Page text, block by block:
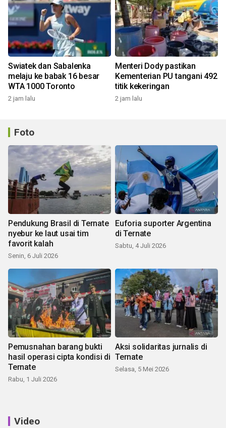
Swiatek dan Sabalenka
melaju ke babak 16 besar
WTA 1000 Toronto
2 jam lalu
Menteri Dody pastikan
Kementerian PU tangani 492
titik kekeringan
2 jam lalu
Foto
Pendukung Brasil di Ternate
nyebur ke laut usai tim
favorit kalah
Senin, 6 Juli 2026
Euforia suporter Argentina
di Ternate
Sabtu, 4 Juli 2026
Pemusnahan barang bukti
hasil operasi cipta kondisi di
Ternate
Rabu, 1 Juli 2026
Aksi solidaritas jurnalis di
Ternate
Selasa, 5 Mei 2026
Video